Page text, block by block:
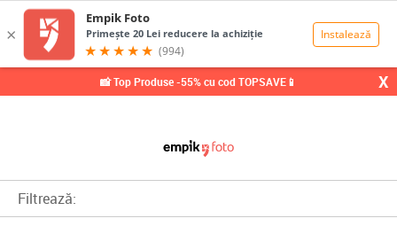
📸 Top Produse -55% cu cod TOPSAVE📱 X
Filtrează: